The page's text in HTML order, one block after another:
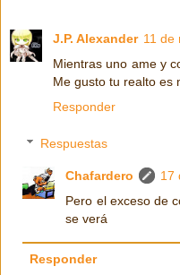
J.P. Alexander 11 de
Mientras uno ame y
Me gusto tu realto es
Responder
Respuestas
Chafardero
17
Pero el exceso de
se verá
Responder